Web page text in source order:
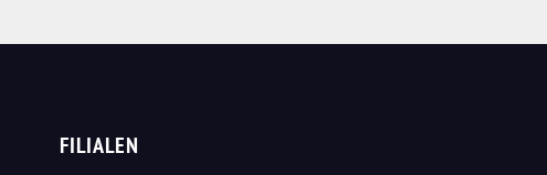
FILIALEN